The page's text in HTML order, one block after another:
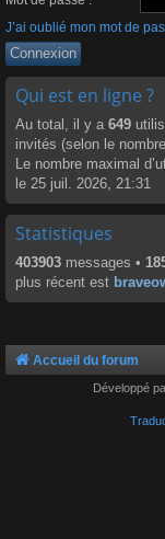
J’ai oublié mon mot de
Qui est en ligne ?
Au total, il y a 649
invités (selon le
Le nombre maximal
le 25 juil. 2026, 21:31
Statistiques
403903 messages •
plus récent est
Accueil du forum
Développé